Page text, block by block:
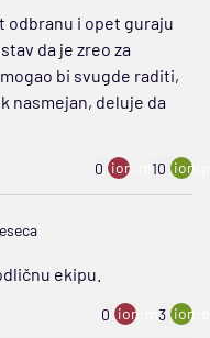
odbranu i opet guraju
da je zreo za
bi svugde raditi,
nasmejan, deluje da
0 ion:minus
10
ekipu.
0 ion:minus
3